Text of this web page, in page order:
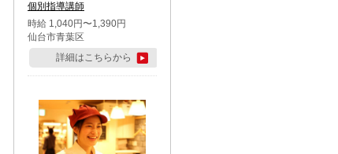
個別指導講師
時給 1,040円〜1,390円
仙台市青葉区
詳細はこちらから